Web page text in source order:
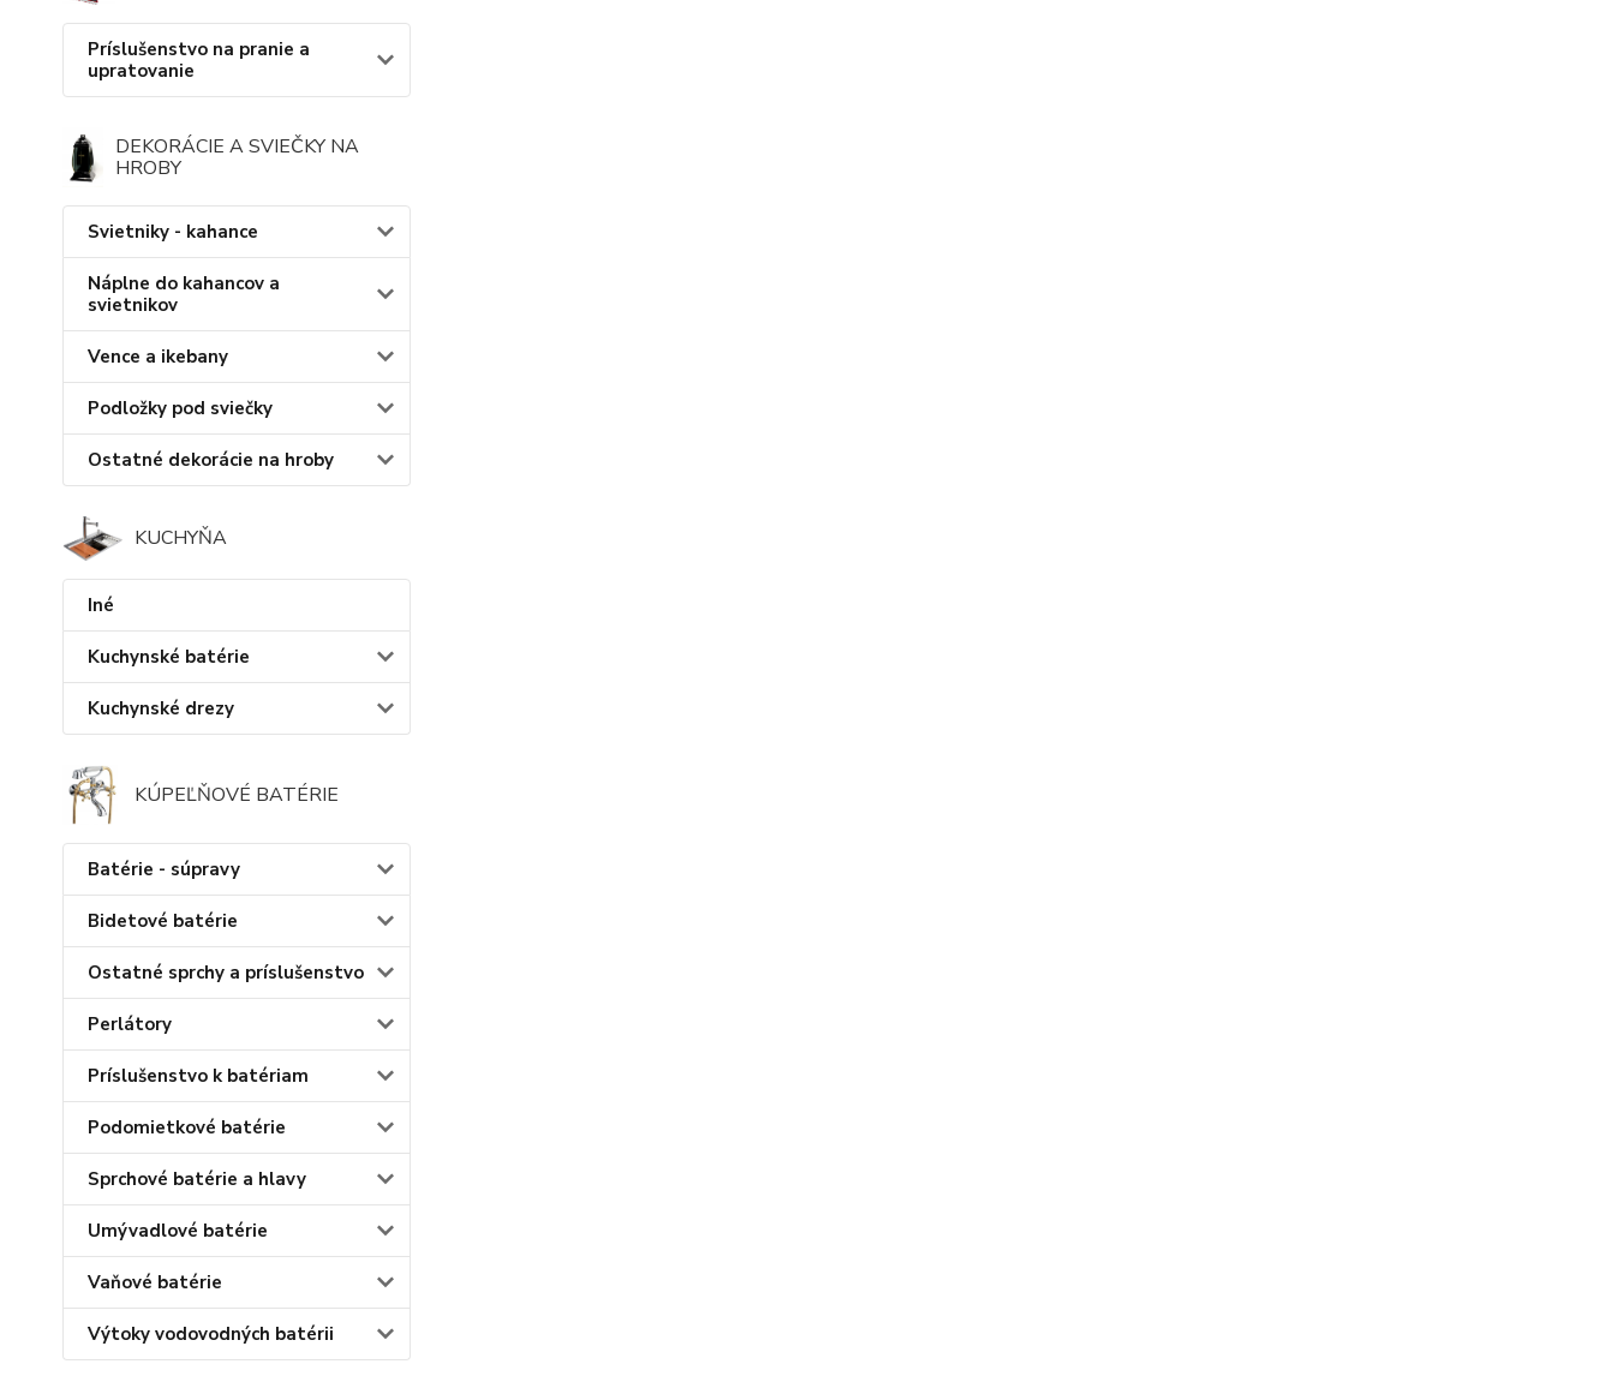
Príslušenstvo na pranie a
upratovanie
DEKORÁCIE A SVIEČKY NA
HROBY
Svietniky - kahance
Náplne do kahancov a
svietnikov
Vence a ikebany
Podložky pod sviečky
Ostatné dekorácie na hroby
KUCHYŇA
Iné
Kuchynské batérie
Kuchynské drezy
KÚPEĽŇOVÉ BATÉRIE
Batérie - súpravy
Bidetové batérie
Ostatné sprchy a príslušenstvo
Perlátory
Príslušenstvo k batériam
Podomietkové batérie
Sprchové batérie a hlavy
Umývadlové batérie
Vaňové batérie
Výtoky vodovodných batérii